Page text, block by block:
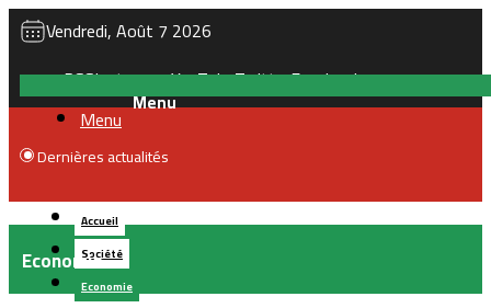
Vendredi, Août 7 2026
RSSInstagramYouTubeTwitterFacebook
Dernières actualités
Menu
Accueil
Société
Economie
Economie